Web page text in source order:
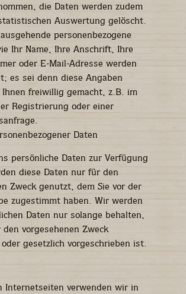
die Daten werden zudem
Auswertung gelöscht.
personenbezogene
Ihr Name, Ihre Anschrift, Ihre
oder E-Mail-Adresse werden
es sei denn diese Angaben
Ihnen freiwillig gemacht, z.B. im
Registrierung oder einer
Daten
persönliche Daten zur Verfügung
diese Daten nur für den
Zweck genutzt, dem Sie vor der
zugestimmt haben. Wir werden
Daten nur solange behalten,
vorgesehenen Zweck
gesetzlich vorgeschrieben ist.
Internetseiten verwenden wir in